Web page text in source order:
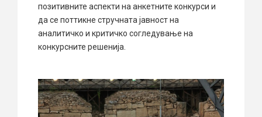
позитивните аспекти на анкетните конкурси и
да се поттикне стручната јавност на
аналитичко и критичко согледување на
конкурсните решенија.